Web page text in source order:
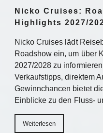
Nicko Cruises:
Highlights 2027/
Nicko Cruises lädt
Roadshow ein, um über
2027/2028 zu
Verkaufstipps, direktem
Gewinnchancen bietet
Einblicke zu den Fluss-
Weiterlesen